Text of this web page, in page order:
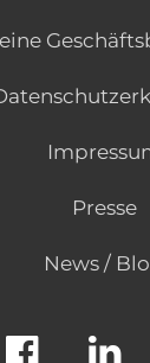
Presse
News /